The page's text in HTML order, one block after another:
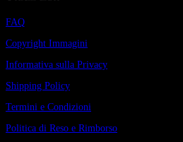
FAQ
Copyright Immagini
Informativa sulla Privacy
Shipping Policy
Termini e Condizioni
Politica di Reso e Rimborso